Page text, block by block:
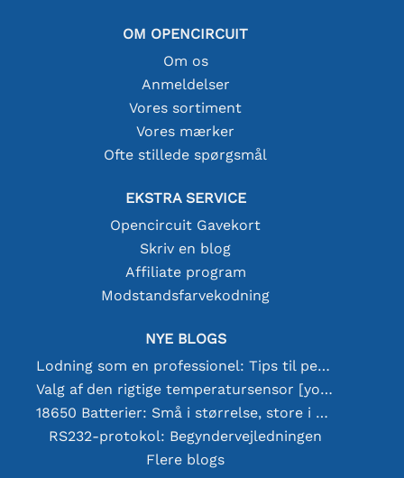
OM OPENCIRCUIT
Om os
Anmeldelser
Vores sortiment
Vores mærker
Ofte stillede spørgsmål
EKSTRA SERVICE
Opencircuit Gavekort
Skriv en blog
Affiliate program
Modstandsfarvekodning
NYE BLOGS
Lodning som en professionel: Tips til perfekte elektroniske forbindelser
Valg af den rigtige temperatursensor [youtube]
18650 Batterier: Små i størrelse, store i ydeevne
RS232-protokol: Begyndervejledningen
Flere blogs